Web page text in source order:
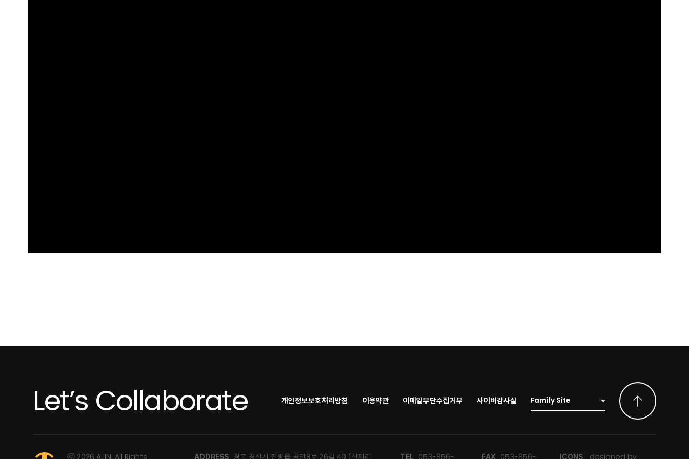
Let’s Collaborate 개인정보보호처리방침 이용약관 이메일무단수집거부 사이버감사실